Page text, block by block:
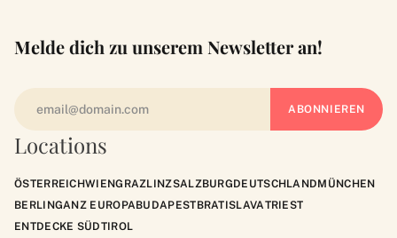
Locations
ÖSTERREICHWIENGRAZLINZSALZBURGDEUTSCHLANDMÜNCHEN
BERLINGANZ EUROPABUDAPESTBRATISLAVATRIEST
ENTDECKE SÜDTIROL
Melde dich zu unserem Newsletter an!